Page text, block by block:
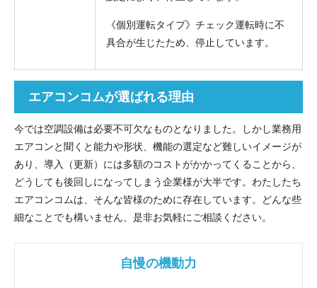
《個別運転タイプ》チェック運転時に不
具合が生じたため、停止しています。
エアコンコムが選ばれる理由
今では空調設備は必要不可欠なものとなりました。しかし業務用
エアコンと聞くと能力や形状、機能の選定など難しいイメージが
あり、導入（更新）には多額のコストがかかってくることから、
どうしても後回しになってしまう企業様が大半です。わたしたち
エアコンコムは、そんな皆様のために存在しています。どんな些
細なことでも構いません、是非お気軽にご相談ください。
自慢の機動力